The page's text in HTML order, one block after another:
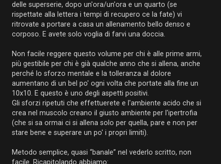
delle superserie, dopo un'ora/un'ora e un quarto (se
rispettate alla lettera i tempi di recupero ce la fate) vi
ritrovate a portare a casa un allenamento bello denso e
corposo. E avete solo voglia di farvi una doccia.
Non facile reggere questo volume per chi è alle prime armi,
più gestibile per chi è già qualche anno che si allena, anche
perché lo sforzo mentale e la tolleranza al dolore
aumentano di un bel po' ogni volta che portate alla fine un
10x10. E questo è uno degli aspetti positivi.
Gli sforzi ripetuti che effettuerete e l'ambiente acido che si
crea nel muscolo creano il giusto ambiente per l'ipertrofia
(che si sa ormai ci si allena solo per quella, pare e non per
stare bene e superare un po' i propri limiti).
Metodo semplice, quasi “banale” nel vederlo scritto, non
facile. Ricapitolando abbiamo: